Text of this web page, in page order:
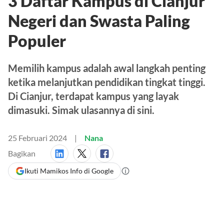
Negeri dan Swasta Paling
Populer
Memilih kampus adalah awal langkah penting
ketika melanjutkan pendidikan tingkat tinggi.
Di Cianjur, terdapat kampus yang layak
dimasuki. Simak ulasannya di sini.
25 Februari 2024
Nana
Bagikan
Ikuti Mamikos Info di Google